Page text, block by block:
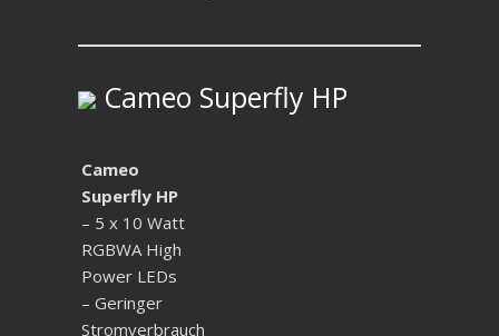
Cameo Superfly HP
Cameo
Superfly HP
– 5 x 10 Watt
RGBWA High
Power LEDs
– Geringer
Stromverbrauch